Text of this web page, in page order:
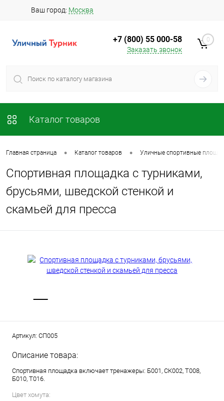
Ваш город: Москва
+7 (800) 55 000-58
Заказать звонок
0
Каталог товаров
Главная страница • Каталог товаров • Уличные спортивные
Спортивная площадка с турниками,
брусьями, шведской стенкой и
скамьей для пресса
Артикул: СП005
Описание товара:
Спортивная площадка включает тренажеры: Б001, СК002, Т008,
Б010, Т016.
Цвет хомута: